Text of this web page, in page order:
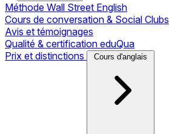
Méthode Wall Street English
Cours de conversation & Social Clubs
Avis et témoignages
Qualité & certification eduQua
Prix et distinctions
Cours d'anglais